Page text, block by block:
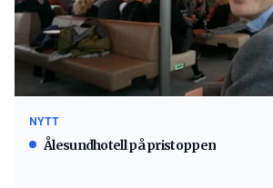
NYTT
Ålesundhotell på pristoppen